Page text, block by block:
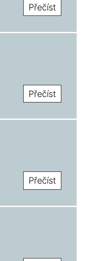
Přečíst
Přečíst
Přečíst